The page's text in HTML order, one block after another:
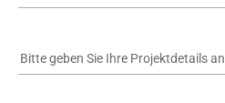
Bitte geben Sie Ihre Projektdetails an